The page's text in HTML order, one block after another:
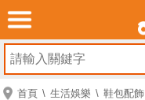
首頁 生活娛樂 鞋包配飾